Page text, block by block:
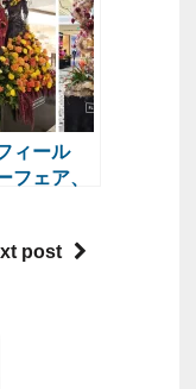
ィール
フェア、
催post